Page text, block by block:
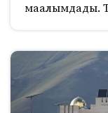
маалымдады.